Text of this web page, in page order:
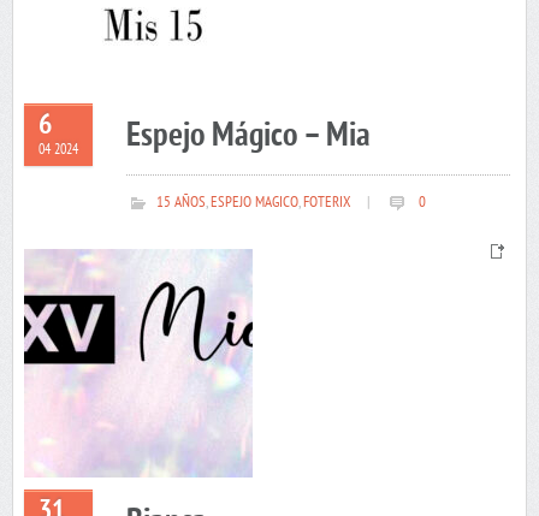
6
04 2024 Espejo Mágico – Mia
15 AÑOS,ESPEJO MAGICO,FOTERIX 0